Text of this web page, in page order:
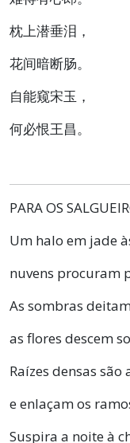
枕上潜垂泪，
花间暗断肠。
自能窥宋玉，
何必恨王昌。
PARA OS
Um halo em jade
nuvens procuram
As sombras
as flores descem
Raízes densas
e enlaçam os
Suspira a noite à